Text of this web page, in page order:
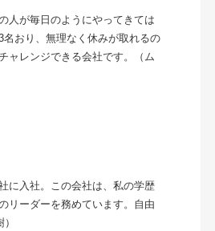
人が毎日のようにやってきては
おり、無理なく休みが取れるの
ャレンジできる会社です。（ム
に入社。この会社は、私の学歴
リーダーを務めています。自由